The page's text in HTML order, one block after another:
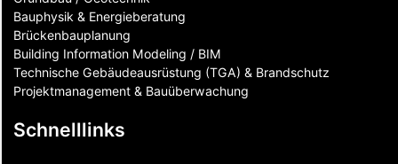
Bauphysik & Energieberatung
Brückenbauplanung
Building Information Modeling / BIM
Technische Gebäudeausrüstung (TGA) & Brandschutz
Projektmanagement & Bauüberwachung
Schnelllinks